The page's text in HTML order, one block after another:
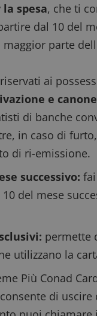
spesa, che ti
dal 10 del
parte
ai
e
di banche
in caso di
di ri-emissione.
successivo:
del mese
permette
utilizzano la
Più Conad
di
_pk_ses.1.938b
FCCDCF
Nome